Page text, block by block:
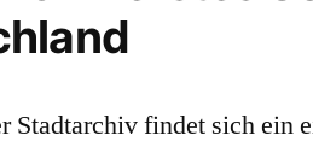
Stadtarchiv findet sich ein